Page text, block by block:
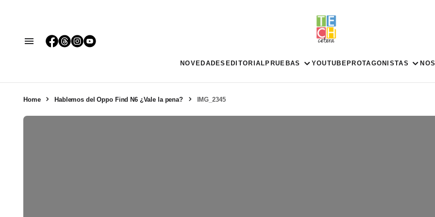
NOVEDADES EDITORIAL PRUEBAS YOUTUBE PROTAGONISTAS
Home Hablemos del Oppo Find N6 ¿Vale la pena? IMG_2345